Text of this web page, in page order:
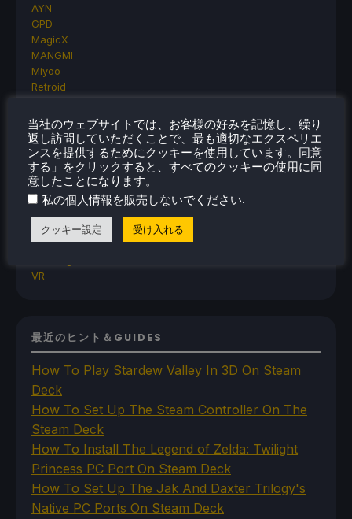
AYN
GPD
MagicX
MANGMI
Miyoo
Retroid
TrimUI
SDHQ
Steam
Steam Controller
Steam Frame
Steam Machine
The Unsupported Report
Uncategorized
VR
最近のヒント＆GUIDES
How To Play Stardew Valley In 3D On Steam
Deck
How To Set Up The Steam Controller On The
Steam Deck
How To Install The Legend of Zelda: Twilight
Princess PC Port On Steam Deck
How To Set Up The Jak And Daxter Trilogy's
Native PC Ports On Steam Deck
当社のウェブサイトでは、お客様の好みを記憶し、繰り
返し訪問していただくことで、最も適切なエクスペリエ
ンスを提供するためにクッキーを使用しています。同意
する」をクリックすると、すべてのクッキーの使用に同
意したことになります。
私の個人情報を販売しないでください.
クッキー設定 受け入れる